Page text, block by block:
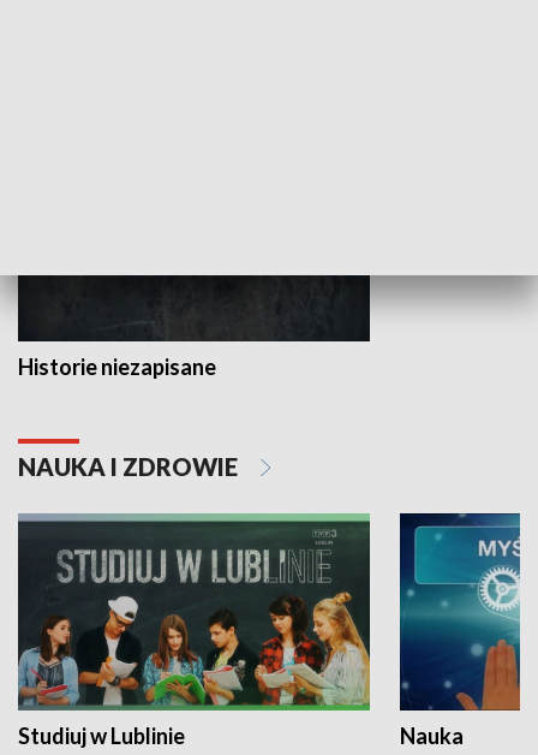
Historie niezapisane
NAUKA I ZDROWIE
Studiuj w Lublinie Nauka